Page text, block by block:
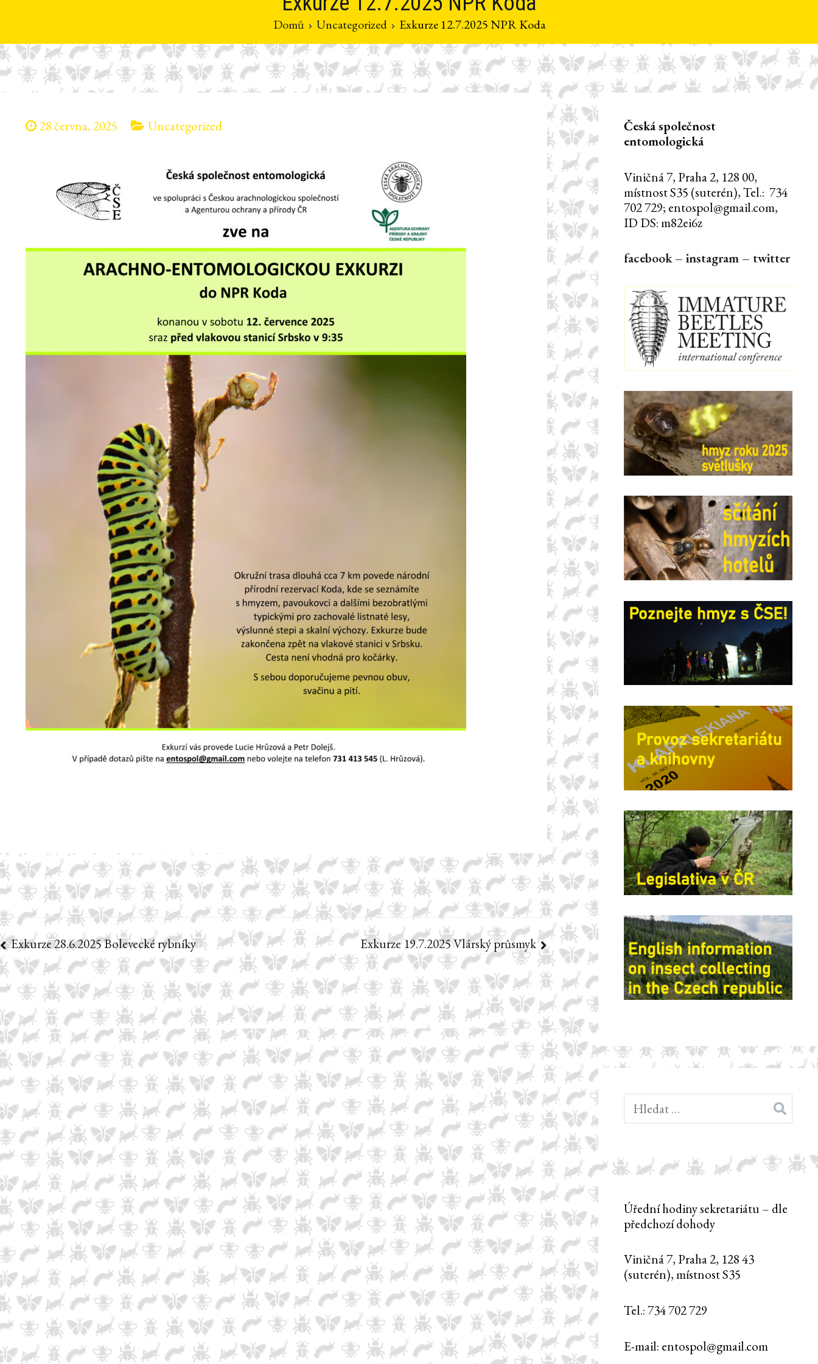
Domů Uncategorized Exkurze 12.7.2025 NPR Koda
28 června, 2025 Uncategorized
Navigace
pro
příspěvek
Exkurze 28.6.2025 Bolevecké rybníky Exkurze 19.7.2025 Vlárský průsmyk
Česká společnost
entomologická
Viničná 7, Praha 2, 128 00,
místnost S35 (suterén), Tel.: 734
702 729; entospol@gmail.com,
ID DS: m82ei6z
facebook– instagram– twitter
Vyhledávání
Úřední hodiny sekretariátu – dle
předchozí dohody
Viničná 7, Praha 2, 128 43
(suterén), místnost S35
Tel.: 734 702 729
E-mail: entospol@gmail.com